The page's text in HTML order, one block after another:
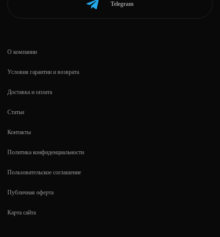
Telegram
О компании
Условия гарантии и возврата
Доставка и оплата
Статьи
Контакты
Политика конфиденциальности
Пользовательское соглашение
Публичная оферта
Карта сайта